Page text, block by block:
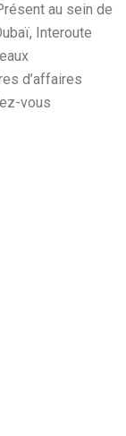
au sein de
Interoute
d’affaires
vous